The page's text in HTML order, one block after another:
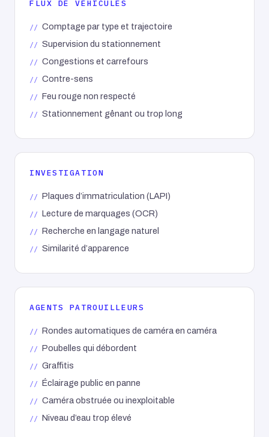
FLUX DE VÉHICULES
Comptage par type et trajectoire
Supervision du stationnement
Congestions et carrefours
Contre-sens
Feu rouge non respecté
Stationnement gênant ou trop long
INVESTIGATION
Plaques d’immatriculation (LAPI)
Lecture de marquages (OCR)
Recherche en langage naturel
Similarité d’apparence
AGENTS PATROUILLEURS
Rondes automatiques de caméra en caméra
Poubelles qui débordent
Graffitis
Éclairage public en panne
Caméra obstruée ou inexploitable
Niveau d’eau trop élevé